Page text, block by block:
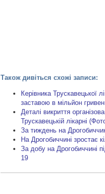
Також дивіться схожі записи:
Керівника Трускавецької
заставою в мільйон
Деталі викриття
Трускавецькій лікарні
За тиждень на
На Дрогобиччині зростає
За добу на Дрогобиччині
19